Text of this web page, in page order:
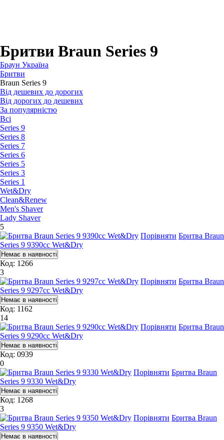
Бритви Braun Series 9
Браун Україна
Бритви
Braun Series 9
Від дешевих до дорогих
Від дорогих до дешевих
За популярністю
Всі
Series 9
Series 8
Series 7
Series 6
Series 5
Series 3
Series 1
Wet&Dry
Clean&Renew
Men's Shaver
Lady Shaver
5
Порівняти Бритва Braun
Series 9 9390cc Wet&Dry
Код: 1266
3
Порівняти Бритва Braun
Series 9 9297cc Wet&Dry
Код: 1162
14
Порівняти Бритва Braun
Series 9 9290cc Wet&Dry
Код: 0939
0
Порівняти Бритва Braun
Series 9 9330 Wet&Dry
Код: 1268
3
Порівняти Бритва Braun
Series 9 9350 Wet&Dry